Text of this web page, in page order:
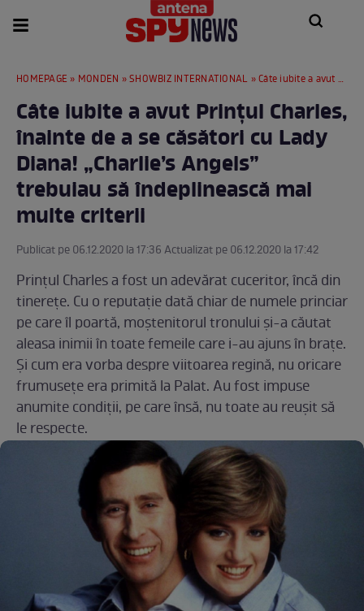
HOMEPAGE » MONDEN »SHOWBIZ INTERNATIONAL » Câte iubite a avut Prințul Charles, înainte de a se căsători cu Lady Diana! „Charlie’s Angels” trebuiau să îndeplinească mai multe criterii
Câte iubite a avut Prințul Charles,
înainte de a se căsători cu Lady
Diana! „Charlie’s Angels”
trebuiau să îndeplinească mai
multe criterii
Publicat pe 06.12.2020 la 17:36 Actualizat pe 06.12.2020 la 17:42
Prințul Charles a fost un adevărat cuceritor, încă din
tinerețe. Cu o reputație dată chiar de numele princiar
pe care îl poartă, moștenitorul tronului și-a căutat
aleasa inimii în toate femeile care i-au ajuns în brațe.
Și cum era vorba despre viitoarea regină, nu oricare
frumusețe era primită la Palat. Au fost impuse
anumite condiții, pe care însă, nu toate au reușit să
le respecte.